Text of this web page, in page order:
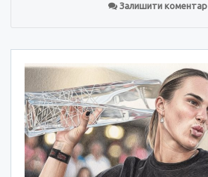
Залишити коментар